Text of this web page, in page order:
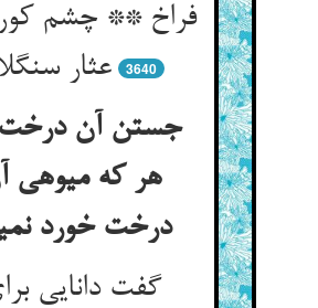
فراخ ** چشم
عثار
3640
جستن آن
هر که میوه‏ی
درخت خورد
گفت دانایی